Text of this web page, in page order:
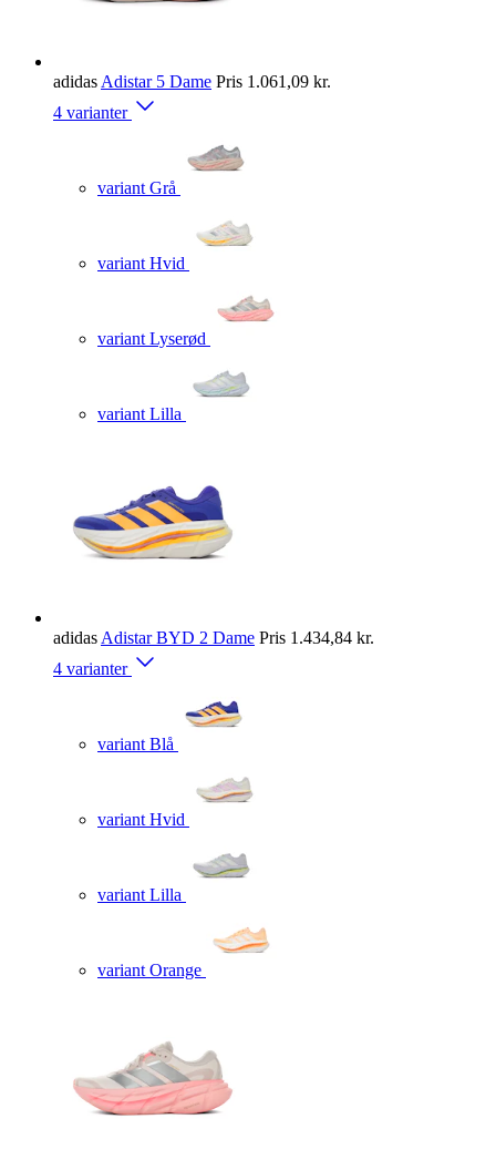
adidas Adistar 5 Dame Pris 1.061,09 kr.
4 varianter
variant Grå
variant Hvid
variant Lyserød
variant Lilla
adidas Adistar BYD 2 Dame Pris 1.434,84 kr.
4 varianter
variant Blå
variant Hvid
variant Lilla
variant Orange